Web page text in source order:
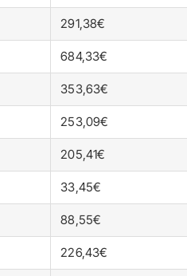
291,38€
684,33€
353,63€
253,09€
205,41€
33,45€
88,55€
226,43€